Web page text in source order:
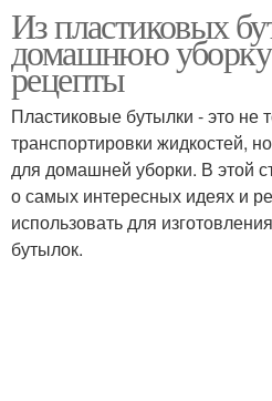
бутылок
Покрытие из
пластиковых бутылок
Бутылка перед
Из пластиковых
домашнюю
рецепты
Пластиковые бутылки - это не
транспортировки жидкостей,
для домашней уборки. В этой
о самых интересных идеях и
использовать для
бутылок.